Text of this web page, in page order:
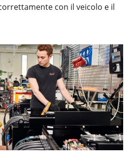
con il veicolo e il